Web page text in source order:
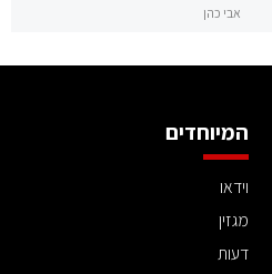
אבי כהן
המיוחדים
וידאו
מגזין
דעות